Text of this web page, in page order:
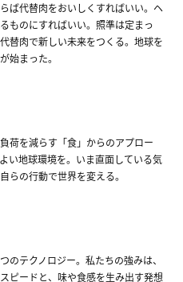
ば代替肉をおいしくすればいい。ヘ
ものにすればいい。照準は定まっ
替肉で新しい未来をつくる。地球を
始まった。
荷を減らす「食」からのアプロー
い地球環境を。いま直面している気
らの行動で世界を変える。
のテクノロジー。私たちの強みは、
ピードと、味や食感を生み出す発想